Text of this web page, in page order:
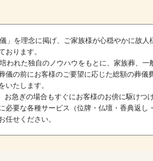
を理念に掲げ、ご家族様が心穏やかに故人
おります。
われた独自のノウハウをもとに、家族葬、
の前にお客様のご要望に応じた総額の葬儀
いたします。
急ぎの場合もすぐにお客様のお傍に駆けつ
必要な各種サービス（位牌・仏壇・香典返し
任せください。